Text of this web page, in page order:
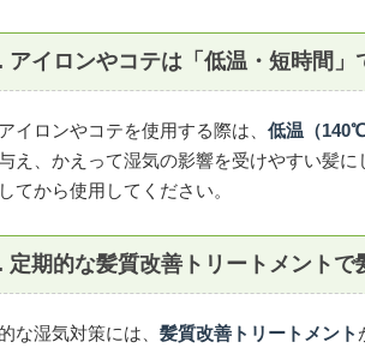
アイロンやコテは「低温・短時間」
イロンやコテを使用する際は、 低温（
え、かえって湿気の影響を受けやすい髪
てから使用してください。
定期的な髪質改善トリートメントで
な湿気対策には、 髪質改善トリートメント